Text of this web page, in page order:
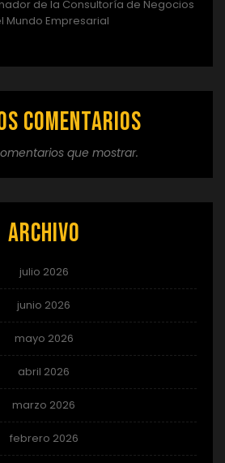
de la Consultoría de Negocios
Mundo Empresarial
comentarios
que mostrar.
Archivo
julio 2026
junio 2026
mayo 2026
abril 2026
marzo 2026
febrero 2026